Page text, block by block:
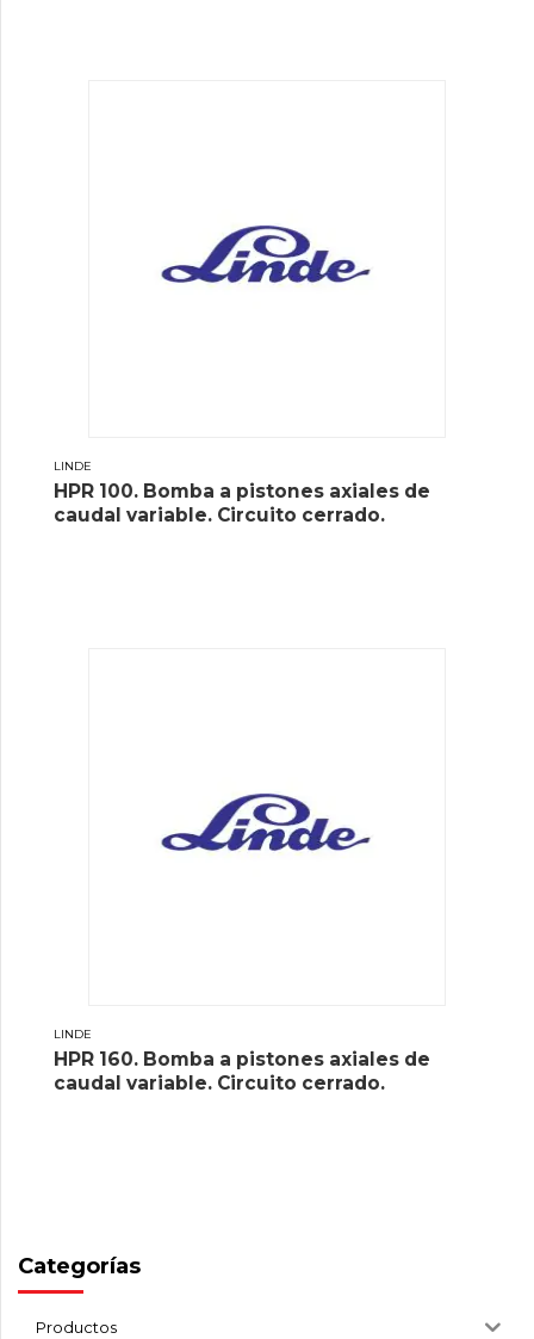
LINDE
HPR 100. Bomba a pistones axiales de
caudal variable. Circuito cerrado.
LINDE
HPR 160. Bomba a pistones axiales de
caudal variable. Circuito cerrado.
Categorías
Productos